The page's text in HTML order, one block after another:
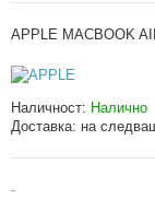
APPLE MACBOOK
Наличност: Налично
Доставка: на
-